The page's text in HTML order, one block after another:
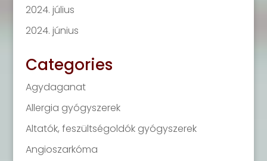
2024. július
2024. június
Categories
Agydaganat
Allergia gyógyszerek
Altatók, feszültségoldók gyógyszerek
Angioszarkóma